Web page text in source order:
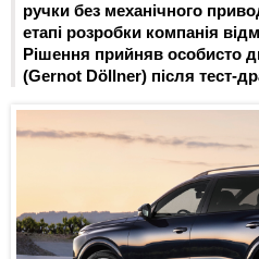
ручки без механічного
етапі розробки компанія
Рішення прийняв особисто
(Gernot Döllner) після тест-